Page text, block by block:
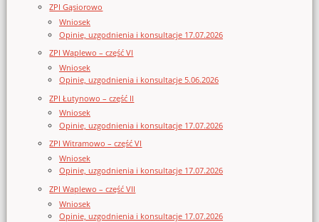
ZPI Gąsiorowo
Wniosek
Opinie, uzgodnienia i konsultacje 17.07.2026
ZPI Waplewo – część VI
Wniosek
Opinie, uzgodnienia i konsultacje 5.06.2026
ZPI Łutynowo – część II
Wniosek
Opinie, uzgodnienia i konsultacje 17.07.2026
ZPI Witramowo – część VI
Wniosek
Opinie, uzgodnienia i konsultacje 17.07.2026
ZPI Waplewo – część VII
Wniosek
Opinie, uzgodnienia i konsultacje 17.07.2026